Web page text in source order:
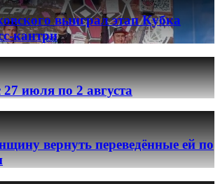
выиграл этап Кубка
кантри
июля по 2 августа
вернуть переведённые ей по